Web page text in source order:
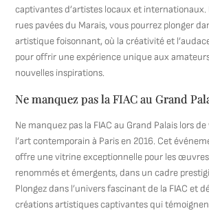
captivantes d’artistes locaux et
rues pavées du Marais, vous pourrez plonger
artistique foisonnant, où la créativité et
pour offrir une expérience unique aux
nouvelles inspirations.
Ne manquez pas la FIAC au Grand
Ne manquez pas la FIAC au Grand Palais lors
l’art contemporain à Paris en 2016. Cet
offre une vitrine exceptionnelle pour les
renommés et émergents, dans un cadre
Plongez dans l’univers fascinant de la FIAC et
créations artistiques captivantes qui